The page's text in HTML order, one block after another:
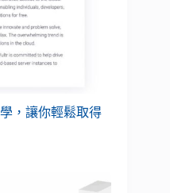
，讓你輕鬆取得